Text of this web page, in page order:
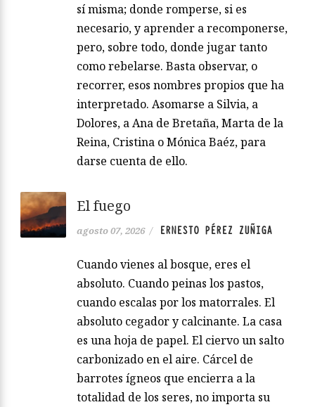
sí misma; donde romperse, si es
necesario, y aprender a recomponerse,
pero, sobre todo, donde jugar tanto
como rebelarse. Basta observar, o
recorrer, esos nombres propios que ha
interpretado. Asomarse a Silvia, a
Dolores, a Ana de Bretaña, Marta de la
Reina, Cristina o Mónica Baéz, para
darse cuenta de ello.
El fuego
agosto 07, 2026 / ERNESTO PÉREZ ZUÑIGA
Cuando vienes al bosque, eres el
absoluto. Cuando peinas los pastos,
cuando escalas por los matorrales. El
absoluto cegador y calcinante. La casa
es una hoja de papel. El ciervo un salto
carbonizado en el aire. Cárcel de
barrotes ígneos que encierra a la
totalidad de los seres, no importa su